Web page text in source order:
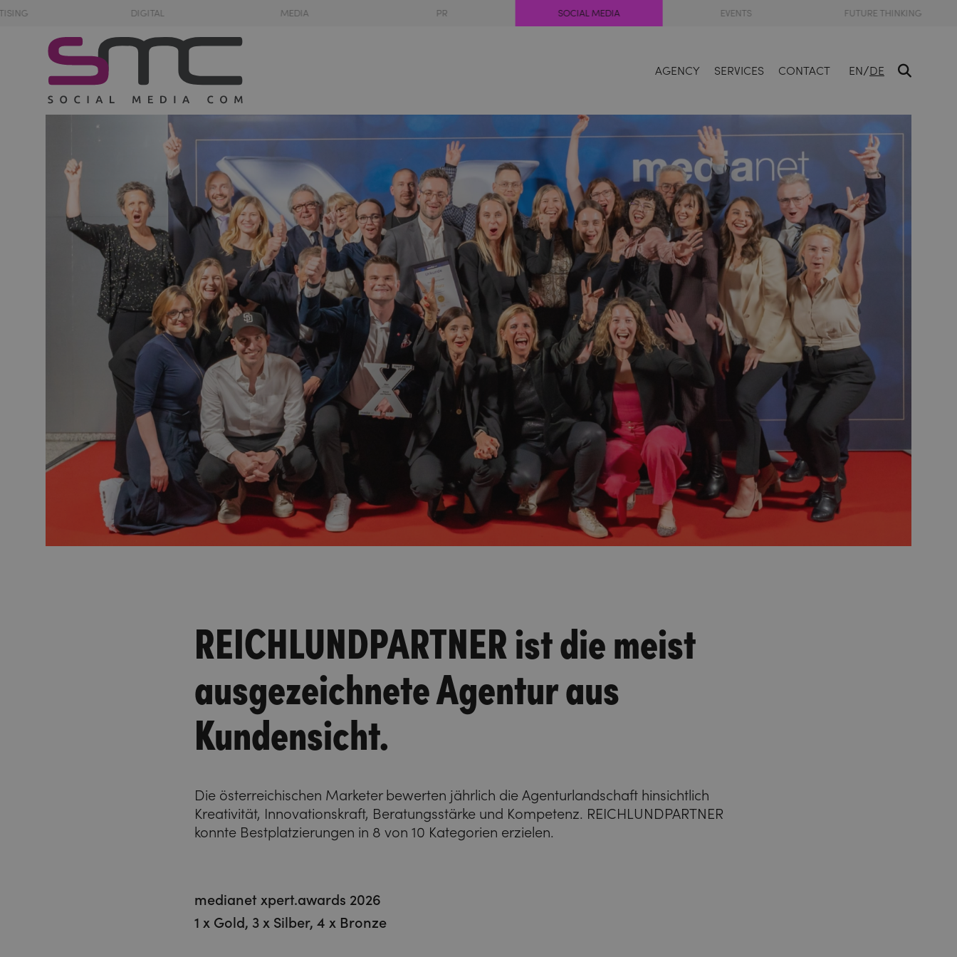
DIGITAL MEDIA PR SOCIAL MEDIA EVENTS FUTURE THINKING
AGENCY SERVICES CONTACT EN/DE
REICHLUNDPARTNER ist die meist
ausgezeichnete Agentur aus
Kundensicht.
Die österreichischen Marketer bewerten jährlich die Agenturlandschaft hinsichtlich
Kreativität, Innovationskraft, Beratungsstärke und Kompetenz. REICHLUNDPARTNER
konnte Bestplatzierungen in 8 von 10 Kategorien erzielen.
medianet xpert.awards 2026
1 x Gold, 3 x Silber, 4 x Bronze